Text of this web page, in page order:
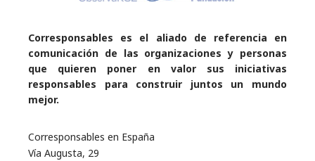
Corresponsables es el aliado de referencia en
comunicación de las organizaciones y personas
que quieren poner en valor sus iniciativas
responsables para construir juntos un mundo
mejor.
Corresponsables en España
Vía Augusta, 29